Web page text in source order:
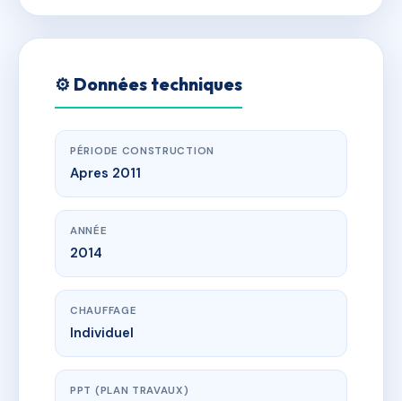
⚙️ Données techniques
PÉRIODE CONSTRUCTION
Apres 2011
ANNÉE
2014
CHAUFFAGE
Individuel
PPT (PLAN TRAVAUX)